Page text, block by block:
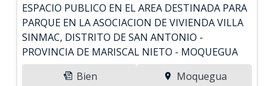
ESPACIO PUBLICO EN EL AREA DESTINADA PARA
PARQUE EN LA ASOCIACION DE VIVIENDA VILLA
SINMAC, DISTRITO DE SAN ANTONIO -
PROVINCIA DE MARISCAL NIETO - MOQUEGUA
Bien
Moquegua